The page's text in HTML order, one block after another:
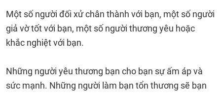
Một số người đối xử chân thành với bạn, một số người
giả vờ tốt với bạn, một số người thương yêu hoặc
khắc nghiệt với bạn.
Những người yêu thương bạn cho bạn sự ấm áp và
sức mạnh. Những người làm bạn tổn thương sẽ bạn